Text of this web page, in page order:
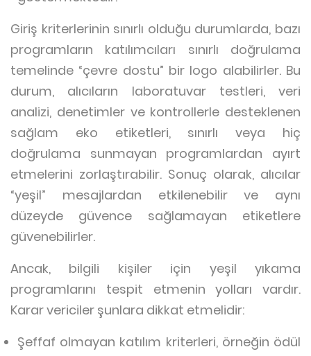
Giriş kriterlerinin sınırlı olduğu durumlarda, bazı
programların katılımcıları sınırlı doğrulama
temelinde “çevre dostu” bir logo alabilirler. Bu
durum, alıcıların laboratuvar testleri, veri
analizi, denetimler ve kontrollerle desteklenen
sağlam eko etiketleri, sınırlı veya hiç
doğrulama sunmayan programlardan ayırt
etmelerini zorlaştırabilir. Sonuç olarak, alıcılar
“yeşil” mesajlardan etkilenebilir ve aynı
düzeyde güvence sağlamayan etiketlere
güvenebilirler.
Ancak, bilgili kişiler için yeşil yıkama
programlarını tespit etmenin yolları vardır.
Karar vericiler şunlara dikkat etmelidir:
Şeffaf olmayan katılım kriterleri, örneğin ödül